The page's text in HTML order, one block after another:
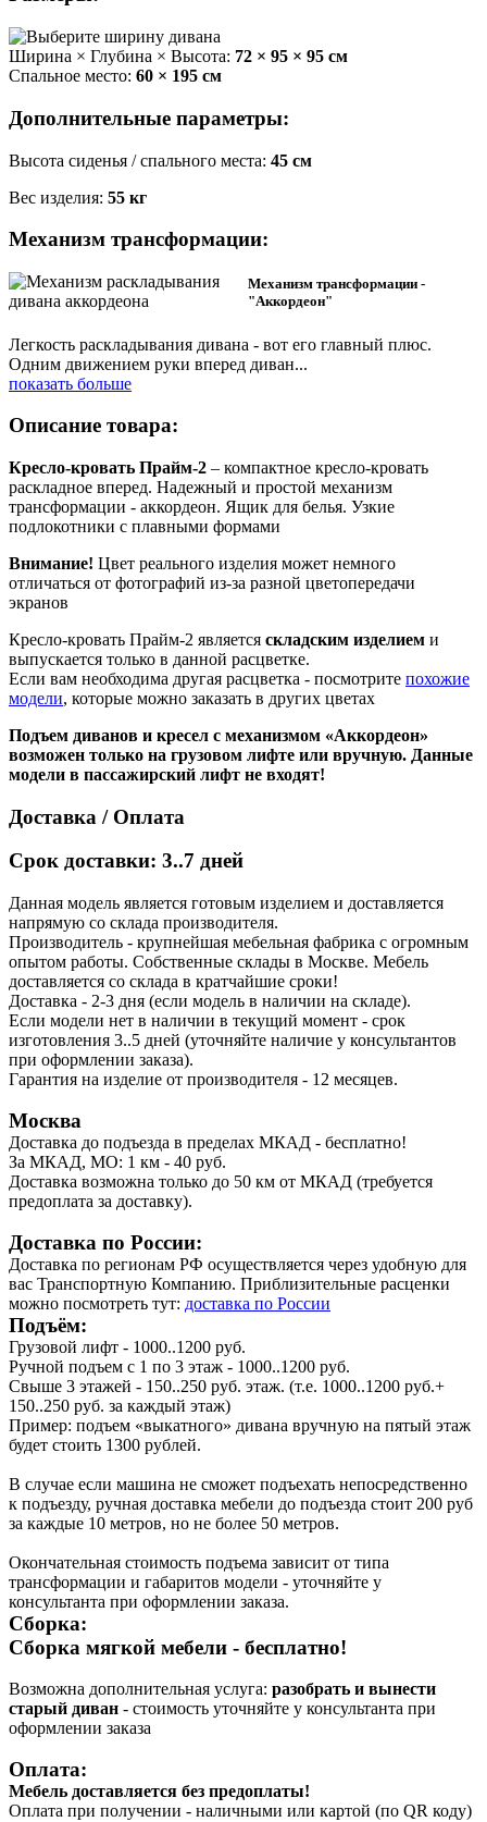
Ширина × Глубина × Высота: 72 × 95 × 95 см
Спальное место: 60 × 195 см
Дополнительные параметры:
Высота сиденья / спального места: 45 см
Вес изделия: 55 кг
Механизм трансформации:
Механизм трансформации -
"Аккордеон"
Легкость раскладывания дивана - вот его главный плюс.
Одним движением руки вперед диван...
показать больше
Описание товара:
Кресло-кровать Прайм-2 – компактное кресло-кровать
раскладное вперед. Надежный и простой механизм
трансформации - аккордеон. Ящик для белья. Узкие
подлокотники с плавными формами
Внимание! Цвет реального изделия может немного
отличаться от фотографий из-за разной цветопередачи
экранов
Кресло-кровать Прайм-2 является складским изделием и
выпускается только в данной расцветке.
Если вам необходима другая расцветка - посмотрите похожие
модели, которые можно заказать в других цветах
Подъем диванов и кресел с механизмом «Аккордеон»
возможен только на грузовом лифте или вручную. Данные
модели в пассажирский лифт не входят!
Доставка / Оплата
Срок доставки: 3..7 дней
Данная модель является готовым изделием и доставляется
напрямую со склада производителя.
Производитель - крупнейшая мебельная фабрика с огромным
опытом работы. Собственные склады в Москве. Мебель
доставляется со склада в кратчайшие сроки!
Доставка - 2-3 дня (если модель в наличии на складе).
Если модели нет в наличии в текущий момент - срок
изготовления 3..5 дней (уточняйте наличие у консультантов
при оформлении заказа).
Гарантия на изделие от производителя - 12 месяцев.
Москва
Доставка до подъезда в пределах МКАД - бесплатно!
За МКАД, МО: 1 км - 40 руб.
Доставка возможна только до 50 км от МКАД (требуется
предоплата за доставку).
Доставка по России:
Доставка по регионам РФ осуществляется через удобную для
вас Транспортную Компанию. Приблизительные расценки
можно посмотреть тут: доставка по России
Подъём:
Грузовой лифт - 1000..1200 руб.
Ручной подъем с 1 по 3 этаж - 1000..1200 руб.
Свыше 3 этажей - 150..250 руб. этаж. (т.е. 1000..1200 руб.+
150..250 руб. за каждый этаж)
Пример: подъем «выкатного» дивана вручную на пятый этаж
будет стоить 1300 рублей.
В случае если машина не сможет подъехать непосредственно
к подъезду, ручная доставка мебели до подъезда стоит 200 руб
за каждые 10 метров, но не более 50 метров.
Окончательная стоимость подъема зависит от типа
трансформации и габаритов модели - уточняйте у
консультанта при оформлении заказа.
Сборка:
Сборка мягкой мебели - бесплатно!
Возможна дополнительная услуга: разобрать и вынести
старый диван - стоимость уточняйте у консультанта при
оформлении заказа
Оплата:
Мебель доставляется без предоплаты!
Оплата при получении - наличными или картой (по QR коду)